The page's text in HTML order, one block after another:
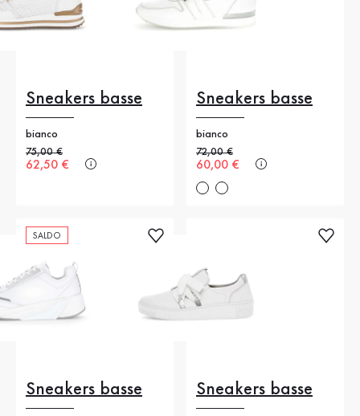
Sneakers basse
bianco
Prezzo precedente
75,00 €
Nuovo prezzo
62,50 €
Sneakers basse
bianco
Prezzo precedente
72,00 €
Nuovo prezzo
60,00 €
SALDO
Sneakers basse Sneakers basse